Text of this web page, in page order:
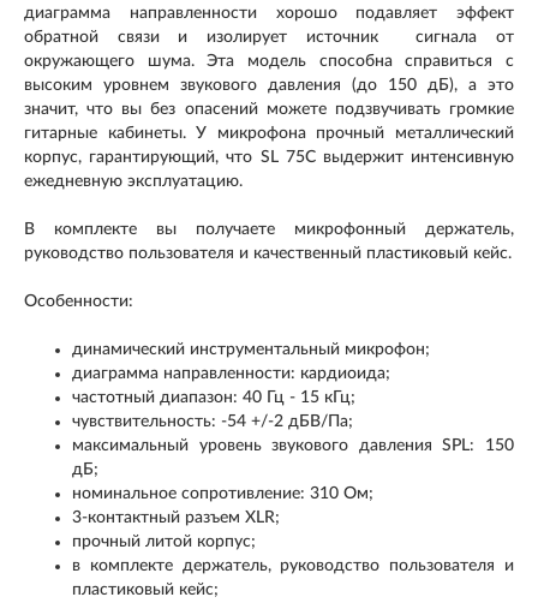
диаграмма направленности хорошо подавляет эффект
обратной связи и изолирует источник сигнала от
окружающего шума. Эта модель способна справиться с
высоким уровнем звукового давления (до 150 дБ), а это
значит, что вы без опасений можете подзвучивать громкие
гитарные кабинеты. У микрофона прочный металлический
корпус, гарантирующий, что SL 75C выдержит интенсивную
ежедневную эксплуатацию.
В комплекте вы получаете микрофонный держатель,
руководство пользователя и качественный пластиковый кейс.
Особенности:
динамический инструментальный микрофон;
диаграмма направленности: кардиоида;
частотный диапазон: 40 Гц - 15 кГц;
чувствительность: -54 +/-2 дБВ/Па;
максимальный уровень звукового давления SPL: 150
дБ;
номинальное сопротивление: 310 Ом;
3-контактный разъем XLR;
прочный литой корпус;
в комплекте держатель, руководство пользователя и
пластиковый кейс;